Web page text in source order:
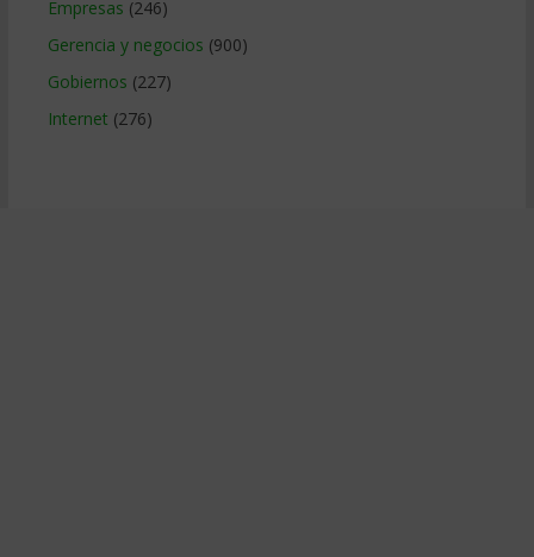
Empresas (246)
Gerencia y negocios (900)
Gobiernos (227)
Internet (276)